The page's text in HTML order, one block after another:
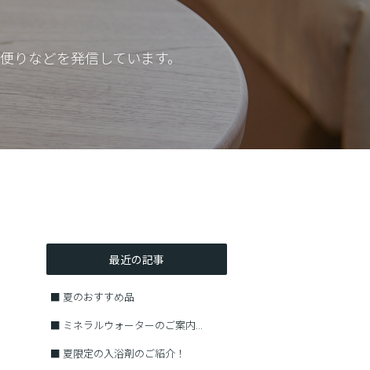
などを発信しています。
最近の記事
■ 夏のおすすめ品
■ ミネラルウォーターのご案内...
■ 夏限定の入浴剤のご紹介！